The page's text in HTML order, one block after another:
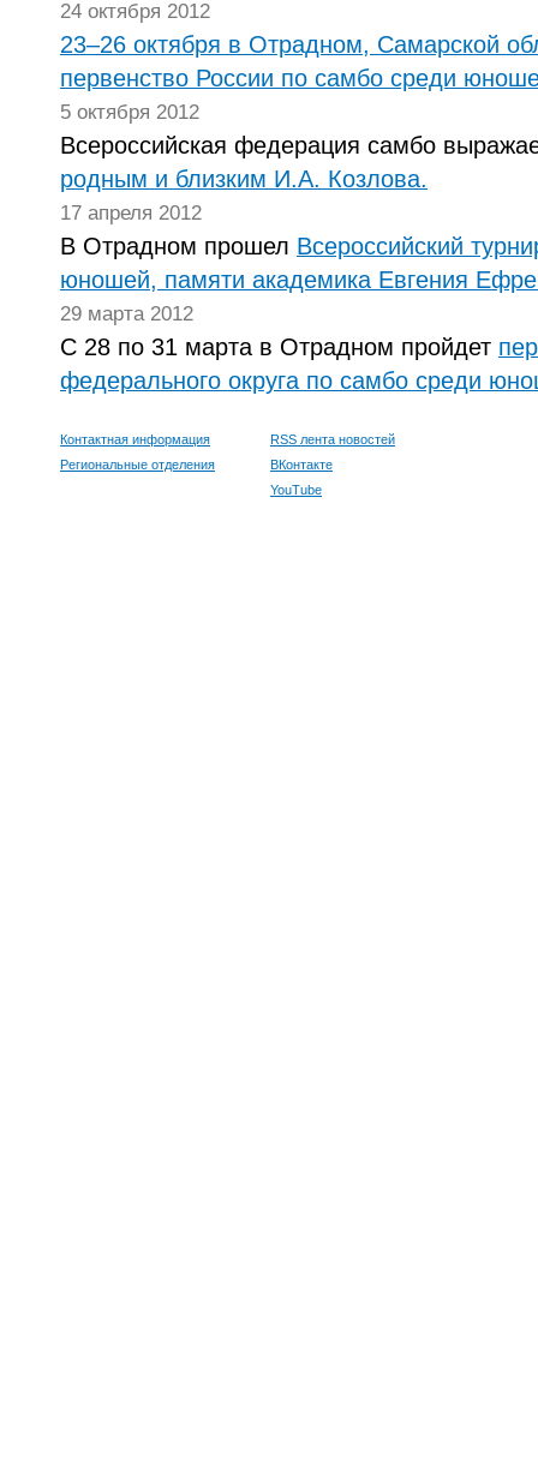
24 октября 2012
23–26 октября в Отрадном, Самарской
первенство России по самбо среди
5 октября 2012
Всероссийская федерация самбо
родным и близким И.А. Козлова.
17 апреля 2012
В Отрадном прошел Всероссийский
юношей, памяти академика Евгения
29 марта 2012
С 28 по 31 марта в Отрадном пройдет
федерального округа по самбо среди
Контактная информация
Региональные отделения
RSS лента новостей
ВКонтакте
YouTube